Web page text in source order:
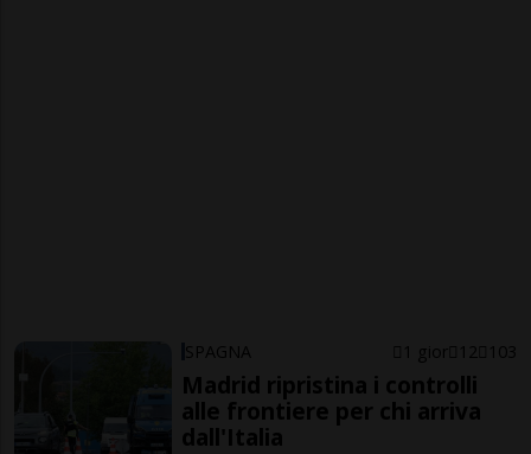
SPAGNA 1 gior 12 103
Madrid ripristina i controlli
alle frontiere per chi arriva
dall'Italia